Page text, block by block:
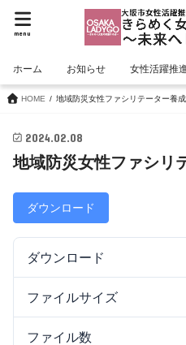
menu
ホーム お知らせ 女性活躍推
HOME 地域防災女性ファシリテーター養
2024.02.08
地域防災女性ファシリ
ダウンロード
ダウンロード
ファイルサイズ
ファイル数